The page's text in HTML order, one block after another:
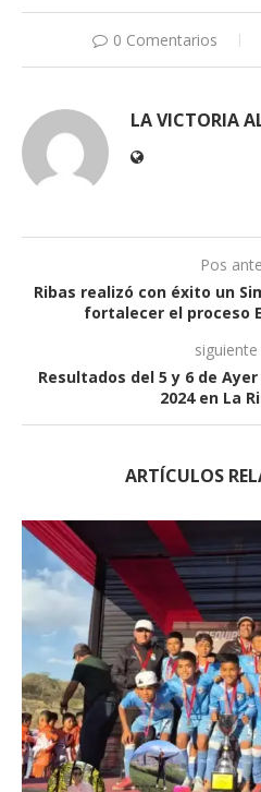
0 Comentarios
LA VICTORIA
Pos
Ribas realizó con éxito un
fortalecer el proceso
Resultados del 5 y 6 de
2024 en La
ARTÍCULOS